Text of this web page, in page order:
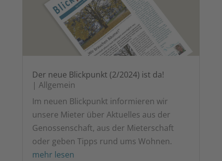
Der neue Blick­punkt (2/2024) ist da!
| All­ge­mein
Im neu­en Blick­punkt infor­mie­ren wir
unse­re Mie­ter über Aktu­el­les aus der
Genos­sen­schaft, aus der Mie­ter­schaft
oder geben Tipps rund ums Wohnen.
mehr lesen